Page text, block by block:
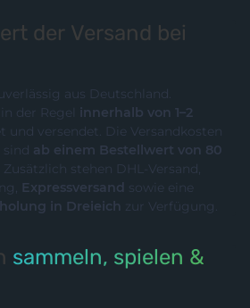
der Versand bei
aus Deutschland.
der Regel innerhalb von 1–2
und versendet. Die Versandkosten
sind ab einem Bestellwert von 80
Zusätzlich stehen DHL-Versand,
Expressversand sowie eine
in Dreieich zur Verfügung.
sammeln, spielen &